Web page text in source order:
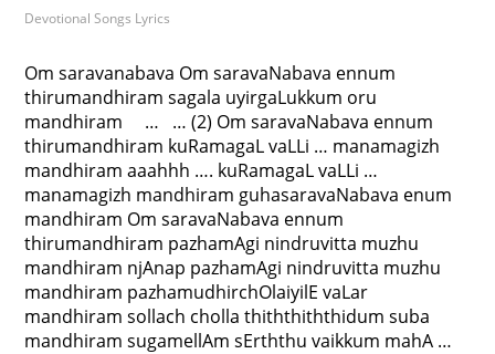
Devotional Songs Lyrics
Om saravanabava Om saravaNabava ennum
thirumandhiram sagala uyirgaLukkum oru
mandhiram … … (2) Om saravaNabava ennum
thirumandhiram kuRamagaL vaLLi … manamagizh
mandhiram aaahhh …. kuRamagaL vaLLi …
manamagizh mandhiram guhasaravaNabava enum
mandhiram Om saravaNabava ennum
thirumandhiram pazhamAgi nindruvitta muzhu
mandhiram njAnap pazhamAgi nindruvitta muzhu
mandhiram pazhamudhirchOlaiyilE vaLar
mandhiram sollach cholla thiththiththidum suba
mandhiram sugamellAm sErththu vaikkum mahA …